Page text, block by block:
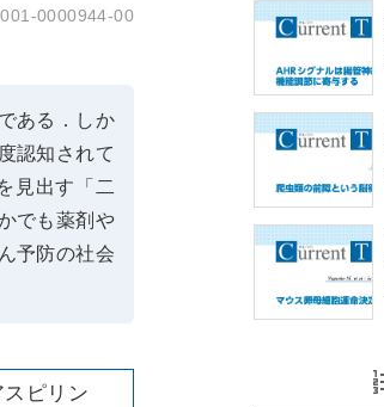
0000944-00
ある．しか
認知されて
見出す「二
でも薬剤や
予防の社会
ピリン